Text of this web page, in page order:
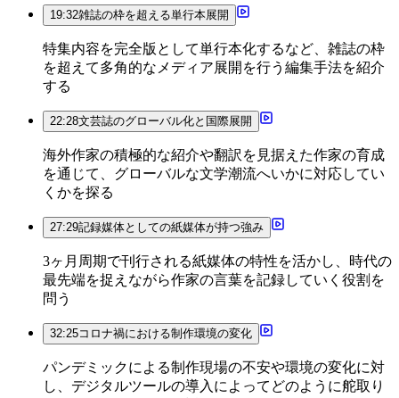
19:32雑誌の枠を超える単行本展開
特集内容を完全版として単行本化するなど、雑誌の枠
を超えて多角的なメディア展開を行う編集手法を紹介
する
22:28文芸誌のグローバル化と国際展開
海外作家の積極的な紹介や翻訳を見据えた作家の育成
を通じて、グローバルな文学潮流へいかに対応してい
くかを探る
27:29記録媒体としての紙媒体が持つ強み
3ヶ月周期で刊行される紙媒体の特性を活かし、時代の
最先端を捉えながら作家の言葉を記録していく役割を
問う
32:25コロナ禍における制作環境の変化
パンデミックによる制作現場の不安や環境の変化に対
し、デジタルツールの導入によってどのように舵取り